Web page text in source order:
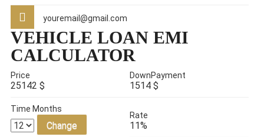
youremail@gmail.com
VEHICLE LOAN EMI
CALCULATOR
Price
25142 $
DownPayment
1514 $
Time Months
Change
Rate
11%